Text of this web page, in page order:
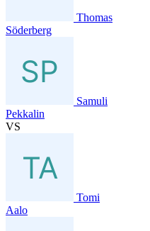
Thomas
Söderberg
Samuli
Pekkalin
VS
Tomi
Aalo